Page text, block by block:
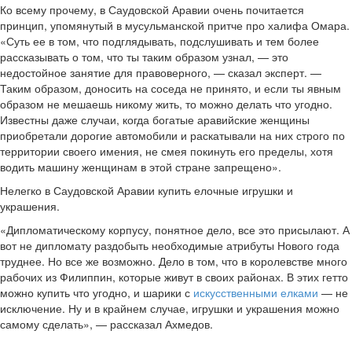
Ко всему прочему, в Саудовской Аравии очень почитается
принцип, упомянутый в мусульманской притче про халифа Омара.
«Суть ее в том, что подглядывать, подслушивать и тем более
рассказывать о том, что ты таким образом узнал, — это
недостойное занятие для правоверного, — сказал эксперт. —
Таким образом, доносить на соседа не принято, и если ты явным
образом не мешаешь никому жить, то можно делать что угодно.
Известны даже случаи, когда богатые аравийские женщины
приобретали дорогие автомобили и раскатывали на них строго по
территории своего имения, не смея покинуть его пределы, хотя
водить машину женщинам в этой стране запрещено».
Нелегко в Саудовской Аравии купить елочные игрушки и
украшения.
«Дипломатическому корпусу, понятное дело, все это присылают. А
вот не дипломату раздобыть необходимые атрибуты Нового года
труднее. Но все же возможно. Дело в том, что в королевстве много
рабочих из Филиппин, которые живут в своих районах. В этих гетто
можно купить что угодно, и шарики с искусственными елками — не
исключение. Ну и в крайнем случае, игрушки и украшения можно
самому сделать», — рассказал Ахмедов.